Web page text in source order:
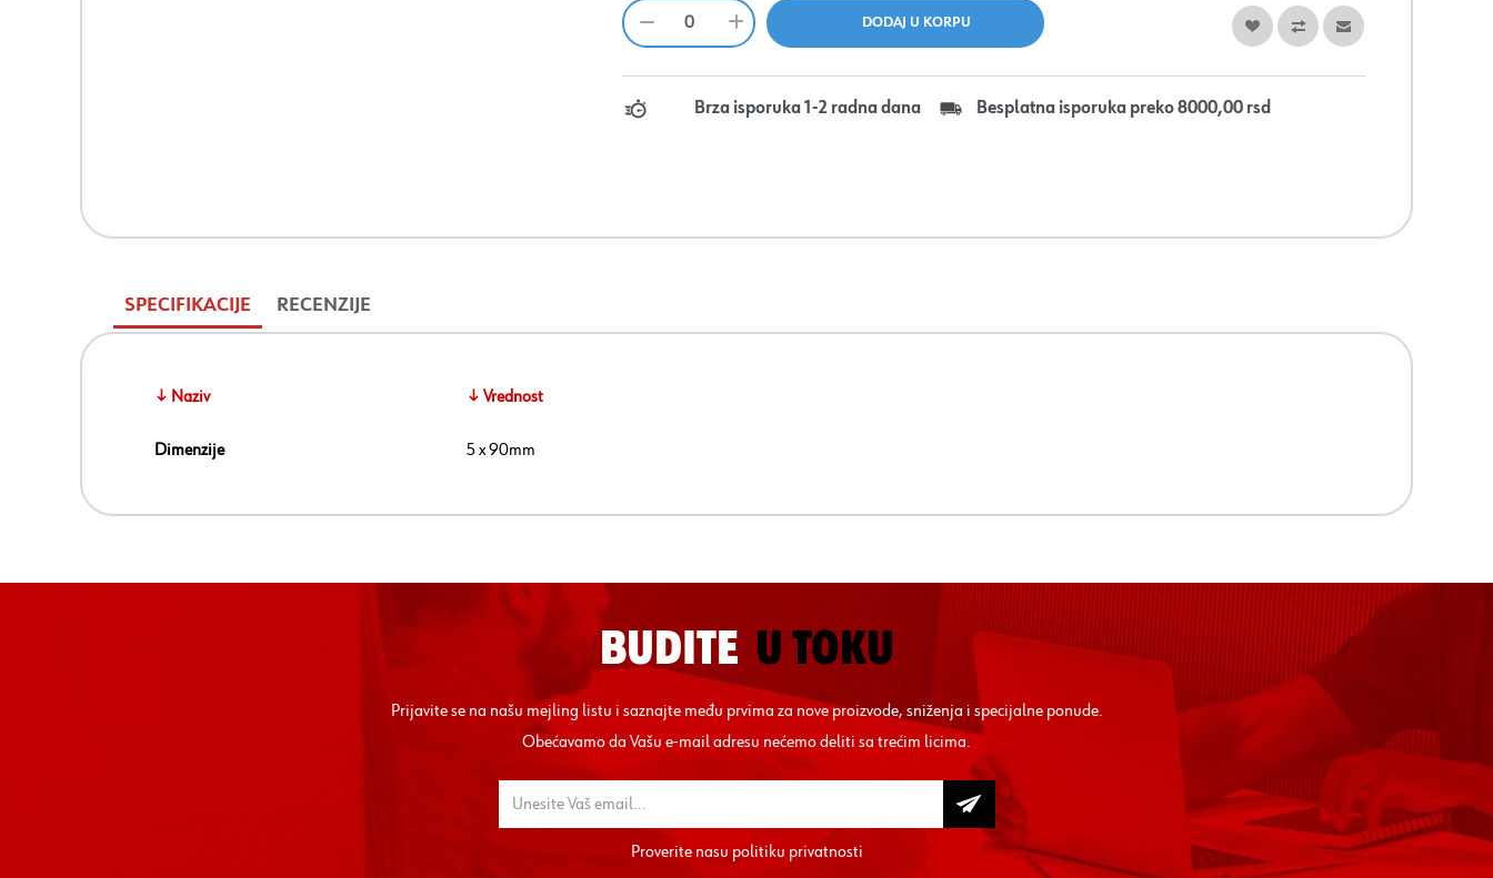
Brza isporuka 1-2 radna dana Besplatna isporuka preko 8000,00 rsd
SPECIFIKACIJE RECENZIJE
↓ Naziv ↓ Vrednost
Dimenzije 5 x 90mm
BUDITE U TOKU
Prijavite se na našu mejling listu i saznajte među prvima za nove proizvode, sniženja i specijalne ponude.
Obećavamo da Vašu e-mail adresu nećemo deliti sa trećim licima.
Proverite nasupolitiku privatnosti